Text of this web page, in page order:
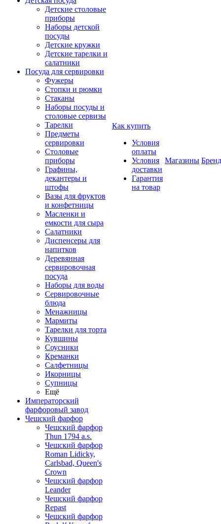
Детские столовые
приборы
Наборы детской
посуды
Детские кружки
Детские тарелки и
салатники
Посуда для сервировки
Фужеры
Стопки и рюмки
Стаканы
Наборы посуды и
столовые сервизы
Тарелки
Предметы
сервировки
Столовые
приборы
Графины,
декантеры и
штофы
Вазы для фруктов
и конфетницы
Масленки и
емкости для сыра
Салатники
Диспенсеры для
напитков
Деревянная
сервировочная
посуда
Наборы для воды
Сервировочные
блюда
Менажницы
Мармиты
Тарелки для торта
Кувшины
Соусники
Креманки
Салфетницы
Икорницы
Супницы
Ещё
Императорский
фарфоровый завод
Чешский фарфор
Чешский фарфор
Thun 1794 a.s.
Чешский фарфор
Roman Lidicky,
Carlsbad, Queen's
Crown
Чешский фарфор
Leander
Чешский фарфор
Repast
Чешский фарфор
Как купить
Условия
оплаты
Условия
доставки
Гарантия
на товар
Магазины